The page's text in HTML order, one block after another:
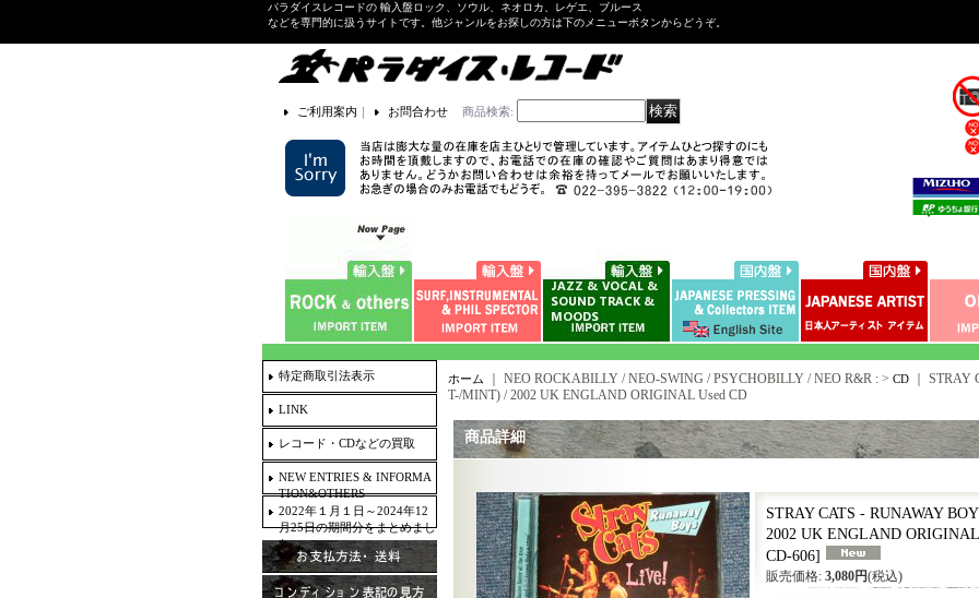
パラダイスレコードの 輸入盤ロック、ソウル、ネオロカ、レゲエ、ブルース
などを専門的に扱うサイトです。他ジャンルをお探しの方は下のメニューボタンからどうぞ。
ご利用案内 ｜ お問合わせ 商品検索:
特定商取引法表示
LINK
レコード・CDなどの買取
NEW ENTRIES & INFORMA
TION&OTHERS
2022年１月１日～2024年12
月25日の期間分をまとめまし
た。
ホーム ｜ NEO ROCKABILLY / NEO-SWING / PSYCHOBILLY / NEO R&R : > CD｜ STRAY
T-/MINT) / 2002 UK ENGLAND ORIGINAL Used CD
商品詳細
STRAY CATS - RUNAWAY
2002 UK ENGLAND ORIGINAL
CD-606]
販売価格: 3,080円(税込)